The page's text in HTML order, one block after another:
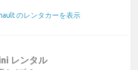
のレンタカーを表示
レンタル